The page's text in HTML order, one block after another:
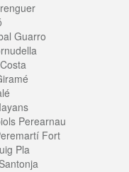
Guarro
Perearnau
Fort
Pla